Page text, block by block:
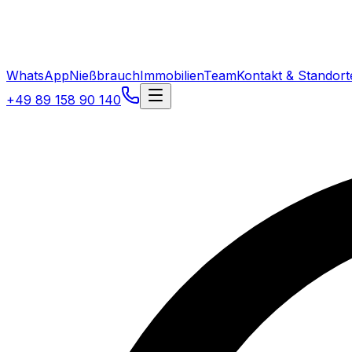
WhatsAppNießbrauchImmobilienTeamKontakt &
+49 89 158 90 140